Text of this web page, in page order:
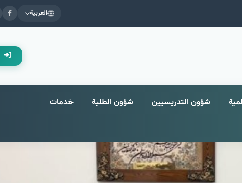
العربية
شؤون التدريسيين شؤون الطلبة
خدمات